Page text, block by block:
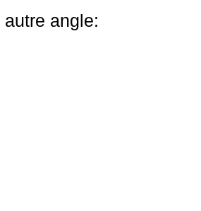
autre angle: